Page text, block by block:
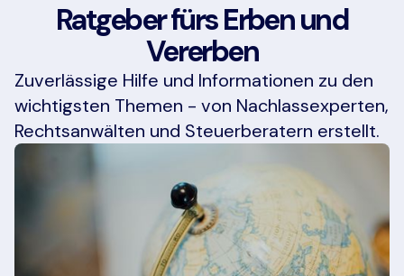
Ratgeber fürs Erben und
Vererben
Zuverlässige Hilfe und Informationen zu den
wichtigsten Themen - von Nachlassexperten,
Rechtsanwälten und Steuerberatern erstellt.